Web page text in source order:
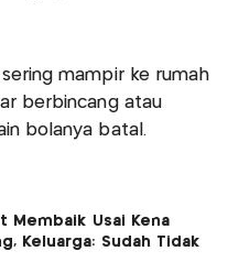
mampir ke rumah
berbincang atau
bolanya batal.
Membaik Usai Kena
Keluarga: Sudah Tidak